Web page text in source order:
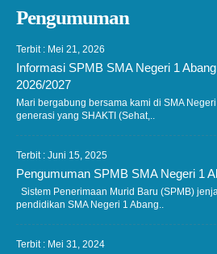
Pengumuman
Terbit : Mei 21, 2026
Informasi SPMB SMA Negeri 1
2026/2027
Mari bergabung bersama kami di SMA
generasi yang SHAKTI (Sehat,..
Terbit : Juni 15, 2025
Pengumuman SPMB SMA Negeri 1
Sistem Penerimaan Murid Baru (SPMB)
pendidikan SMA Negeri 1 Abang..
Terbit : Mei 31, 2024